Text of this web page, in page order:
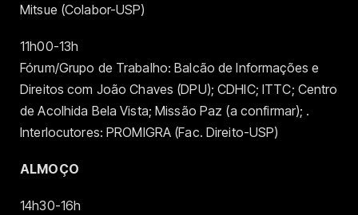
Mitsue (Colabor-USP)
11h00-13h
Fórum/Grupo de Trabalho: Balcão de Informações e
Direitos com João Chaves (DPU); CDHIC; ITTC; Centro
de Acolhida Bela Vista; Missão Paz (a confirmar); .
Interlocutores: PROMIGRA (Fac. Direito-USP)
ALMOÇO
14h30-16h